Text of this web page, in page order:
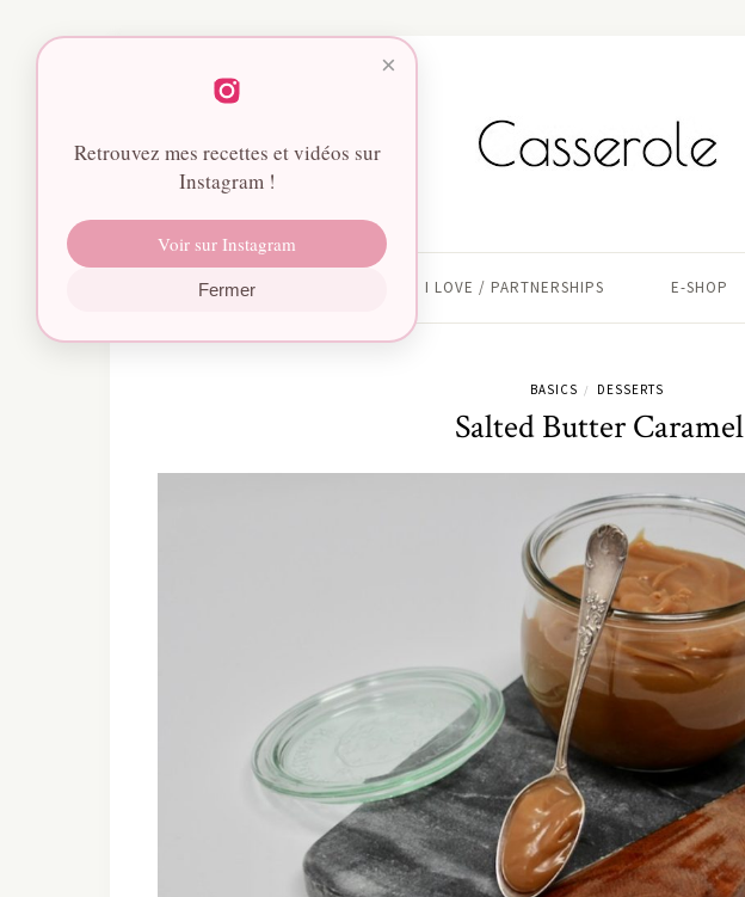
I LOVE / PARTNERSHIPS E-SHOP
BASICS / DESSERTS
Salted Butter Caramel
×
Retrouvez mes recettes et vidéos sur
Instagram !
Voir sur Instagram
Fermer